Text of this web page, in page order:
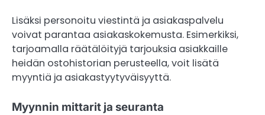
Lisäksi personoitu viestintä ja asiakaspalvelu
voivat parantaa asiakaskokemusta. Esimerkiksi,
tarjoamalla räätälöityjä tarjouksia asiakkaille
heidän ostohistorian perusteella, voit lisätä
myyntiä ja asiakastyytyväisyyttä.
Myynnin mittarit ja seuranta